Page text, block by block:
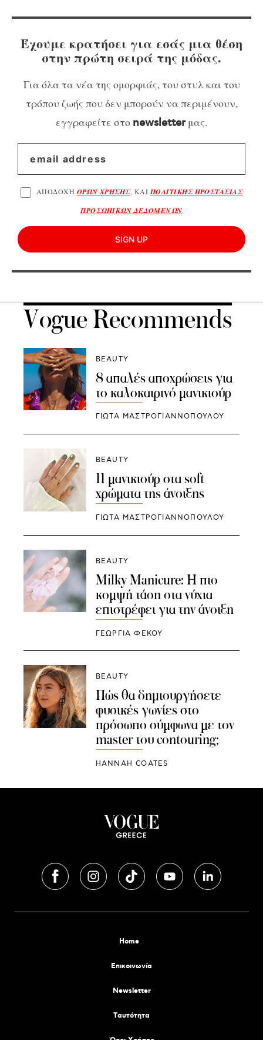
Έχουμε κρατήσει για εσάς μια θέση
στην πρώτη σειρά της μόδας.
Για όλα τα νέα της ομορφιάς, του στυλ και του
τρόπου ζωής που δεν μπορούν να περιμένουν,
εγγραφείτε στο newsletterμας.
ΑΠΟΔΟΧΗ ΟΡΩΝ ΧΡΗΣΗΣ, ΚΑΙ ΠΟΛΙΤΙΚΗΣ ΠΡΟΣΤΑΣΙΑΣ
ΠΡΟΣΩΠΙΚΩΝ ΔΕΔΟΜΕΝΩΝ
SIGN UP
Vogue Recommends
BEAUTY
8 απαλές αποχρώσεις για
το καλοκαιρινό μανικιούρ
ΓΙΩΤΑ ΜΑΣΤΡΟΓΙΑΝΝΟΠΟΥΛΟΥ
BEAUTY
11 μανικιούρ στα soft
χρώματα της άνοιξης
ΓΙΩΤΑ ΜΑΣΤΡΟΓΙΑΝΝΟΠΟΥΛΟΥ
BEAUTY
Milky Manicure: Η πιο
κομψή τάση στα νύχια
επιστρέφει για την άνοιξη
ΓΕΩΡΓΙΑ ΦΕΚΟΥ
BEAUTY
Πώς θα δημιουργήσετε
φυσικές γωνίες στο
πρόσωπο σύμφωνα με τον
master του contouring;
HANNAH COATES
Home
Επικοινωνία
Newsletter
Tαυτότητα